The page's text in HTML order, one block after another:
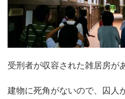
受刑者が収容された雑居房が
建物に死角がないので、囚人